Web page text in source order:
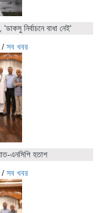
নির্বাচনে বাধা নেই'
/ সব খবর
এনসিপি হতাশ
/ সব খবর